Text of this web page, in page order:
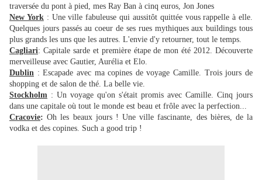
traversée du pont à pied, mes Ray Ban à cinq euros, Jon Jones
New York: Une ville fabuleuse qui aussitôt quittée vous rappelle à elle.
Quelques jours passés au coeur de ses rues mythiques aux buildings tous
plus grands les uns que les autres. L'envie d'y retourner, tout le temps.
Cagliari: Capitale sarde et première étape de mon été 2012. Découverte
merveilleuse avec Gautier, Aurélia et Elo.
Dublin : Escapade avec ma copines de voyage Camille. Trois jours de
shopping et de salon de thé. La belle vie.
Stockholm : Un voyage qu'on s'était promis avec Camille. Cinq jours
dans une capitale où tout le monde est beau et frôle avec la perfection...
Cracovie: Oh les beaux jours ! Une ville fascinante, des bières, de la
vodka et des copines. Such a good trip !